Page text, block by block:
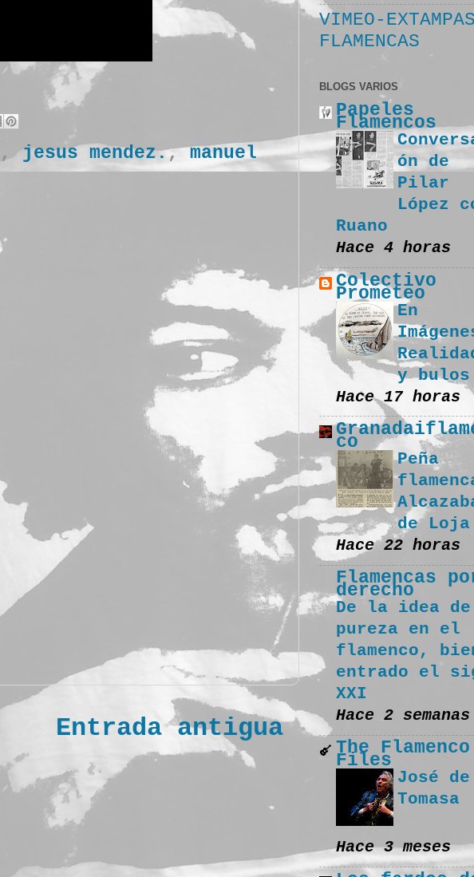
,jesus mendez.,manuel
Entrada antigua
VIMEO-
FLAMENCAS
BLOGS VARIOS
Papeles
Flamencos
ón de
Pilar
López
Ruano
Hace 4 horas
Colectivo
Prometeo
En
y bulos
Hace 17 horas
co
Peña
de Loja
Hace 22 horas
Flamencas
derecho
De la idea de
pureza en el
flamenco,
entrado el
XXI
Hace 2 semanas
The Flamenco
Files
José
Tomasa
Hace 3 meses